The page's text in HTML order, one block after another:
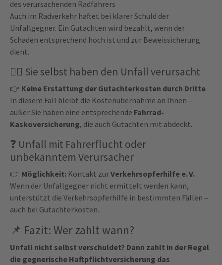
des verursachenden Radfahrers
Auch im Radverkehr haftet bei klarer Schuld der
Unfallgegner. Ein Gutachten wird bezahlt, wenn der
Schaden entsprechend hoch ist und zur Beweissicherung
dient.
🚴‍♂️ Sie selbst haben den Unfall verursacht
👉 Keine Erstattung der Gutachterkosten durch Dritte
In diesem Fall bleibt die Kostenübernahme an Ihnen –
außer Sie haben eine entsprechende Fahrrad-
Kaskoversicherung, die auch Gutachten mit abdeckt.
❓ Unfall mit Fahrerflucht oder
unbekanntem Verursacher
👉 Möglichkeit: Kontakt zurVerkehrsopferhilfe e. V.
Wenn der Unfallgegner nicht ermittelt werden kann,
unterstützt die Verkehrsopferhilfe in bestimmten Fällen –
auch bei Gutachterkosten.
📌 Fazit: Wer zahlt wann?
Unfall nicht selbst verschuldet? Dann zahlt in der Regel
die gegnerische Haftpflichtversicherung das